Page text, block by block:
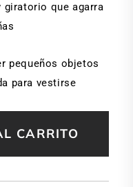
giratorio que agarra
pequeños objetos
para vestirse
CARRITO